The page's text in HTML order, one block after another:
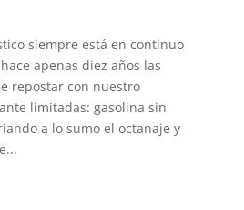
siempre está en continuo
apenas diez años las
repostar con nuestro
limitadas: gasolina sin
a lo sumo el octanaje y